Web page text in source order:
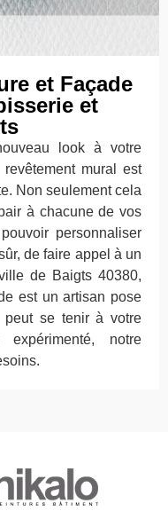
et Façade
et
look à votre
mural est
Non seulement cela
à chacune de vos
personnaliser
de faire appel à un
de Baigts 40380,
est un artisan pose
se tenir à votre
expérimenté, notre